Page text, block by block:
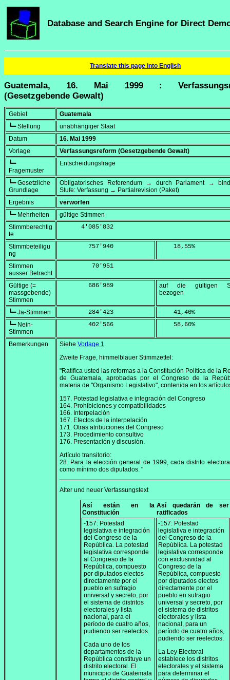
Database and Search Engine for Direct
Translate this page into English
Guatemala, 16. Mai 1999 :
(Gesetzgebende Gewalt)
Gebiet
Guatemala
┗━ Stellung
unabhängiger Staat
Datum
16. Mai 1999
Vorlage
Verfassungsreform (Gesetzgebende Gewalt)
┗━
Fragemuster
Entscheidungsfrage
┗━ Gesetzliche
Grundlage
Obligatorisches Referendum → durch Parlament →
Stufe: Verfassung → Partialrevision (Paket)
Ergebnis
verworfen
┗━ Mehrheiten
gültige Stimmen
Stimmberechtig
te
      4'085'832
Stimmbeteiligu
ng
        757'940
    18,55
%
Stimmen
ausser Betracht
         70'951
Gültige (=
massgebende)
Stimmen
        686'989
auf die gültigen
bezogen
┗━ Ja-Stimmen
        284'423
    41,40
%
┗━ Nein-
Stimmen
        402'566
    58,60
%
Bemerkungen Siehe Vorlage 1.
Zweite Frage, himmelblauer Stimmzettel:
"Ratifica usted las reformas a la Constitución Política de la
de Guatemala, aprobadas por el Congreso de la
materia de "Organismo Legislativo", contenida en los
157. Potestad legislativa e integración del Congreso
164. Prohibiciones y compatibilidades
166. Interpelación
167. Efectos de la interpelación
171. Otras atribuciones del Congreso
173. Procedimiento consultivo
176. Presentación y discusión.
Artículo transitorio:
28. Para la elección general de 1999, cada distrito
como mínimo dos diputados. "
Alter und neuer Verfassungstext
Así están en la
Constitución
Así quedarán de ser
ratificados
-157: Potestad
legislativa e integración
del Congreso de la
República. La potestad
legislativa corresponde
al Congreso de la
República, compuesto
por diputados electos
directamente por el
pueblo en sufragio
universal y secreto, por
el sistema de distritos
electorales y lista
nacional, para el
período de cuatro años,
pudiendo ser reelectos.
Cada uno de los
departamentos de la
República constituye un
distrito electoral. El
municipio de Guatemala
-157: Potestad
legislativa e integración
del Congreso de la
República. La potestad
legislativa corresponde
con exclusividad al
Congreso de la
República, compuesto
por diputados electos
directamente por el
pueblo en sufragio
universal y secreto, por
el sistema de distritos
electorales y lista
nacional, para un
período de cuatro años,
pudiendo ser reelectos.
La Ley Electoral
establece los distritos
electorales y el sistema
para determinar el